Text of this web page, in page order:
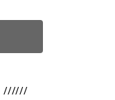
//////